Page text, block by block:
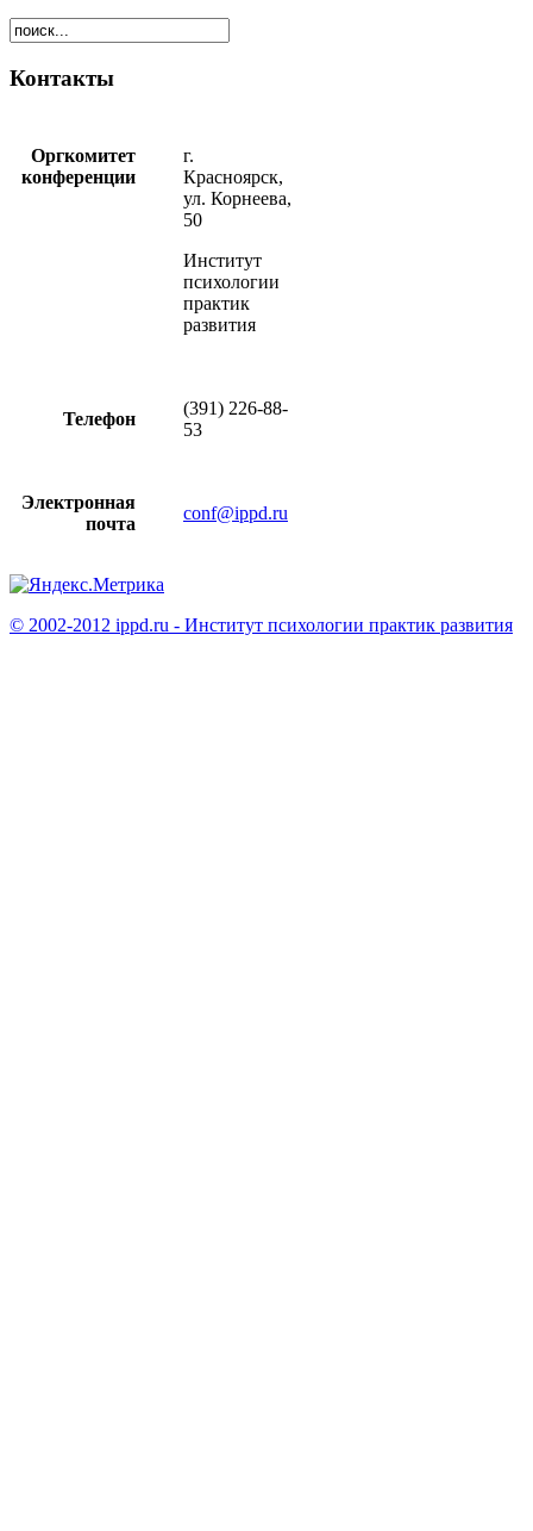
Контакты
Оргкомитет
конференции
г.
Красноярск,
ул. Корнеева,
50
Институт
психологии
практик
развития
Телефон
(391) 226-88-
53
Электронная
почта
conf@ippd.ru
© 2002-2012 ippd.ru - Институт психологии практик развития